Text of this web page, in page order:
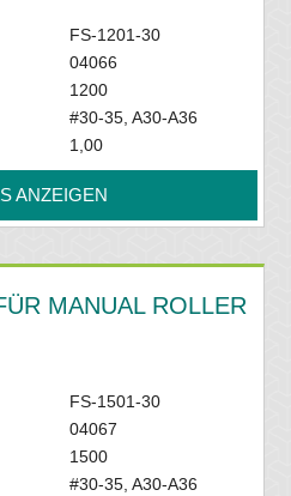
FS-1201-30
04066
1200
#30-35, A30-A36
1,00
ANZEIGEN
MANUAL ROLLER
FS-1501-30
04067
1500
#30-35, A30-A36